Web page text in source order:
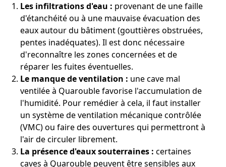
Les infiltrations d'eau : provenant de une faille
d'étanchéité ou à une mauvaise évacuation des
eaux autour du bâtiment (gouttières obstruées,
pentes inadéquates). Il est donc nécessaire
d'reconnaître les zones concernées et de
réparer les fuites éventuelles.
Le manque de ventilation : une cave mal
ventilée à Quarouble favorise l'accumulation de
l'humidité. Pour remédier à cela, il faut installer
un système de ventilation mécanique contrôlée
(VMC) ou faire des ouvertures qui permettront à
l'air de circuler librement.
La présence d'eaux souterraines : certaines
caves à Quarouble peuvent être sensibles aux